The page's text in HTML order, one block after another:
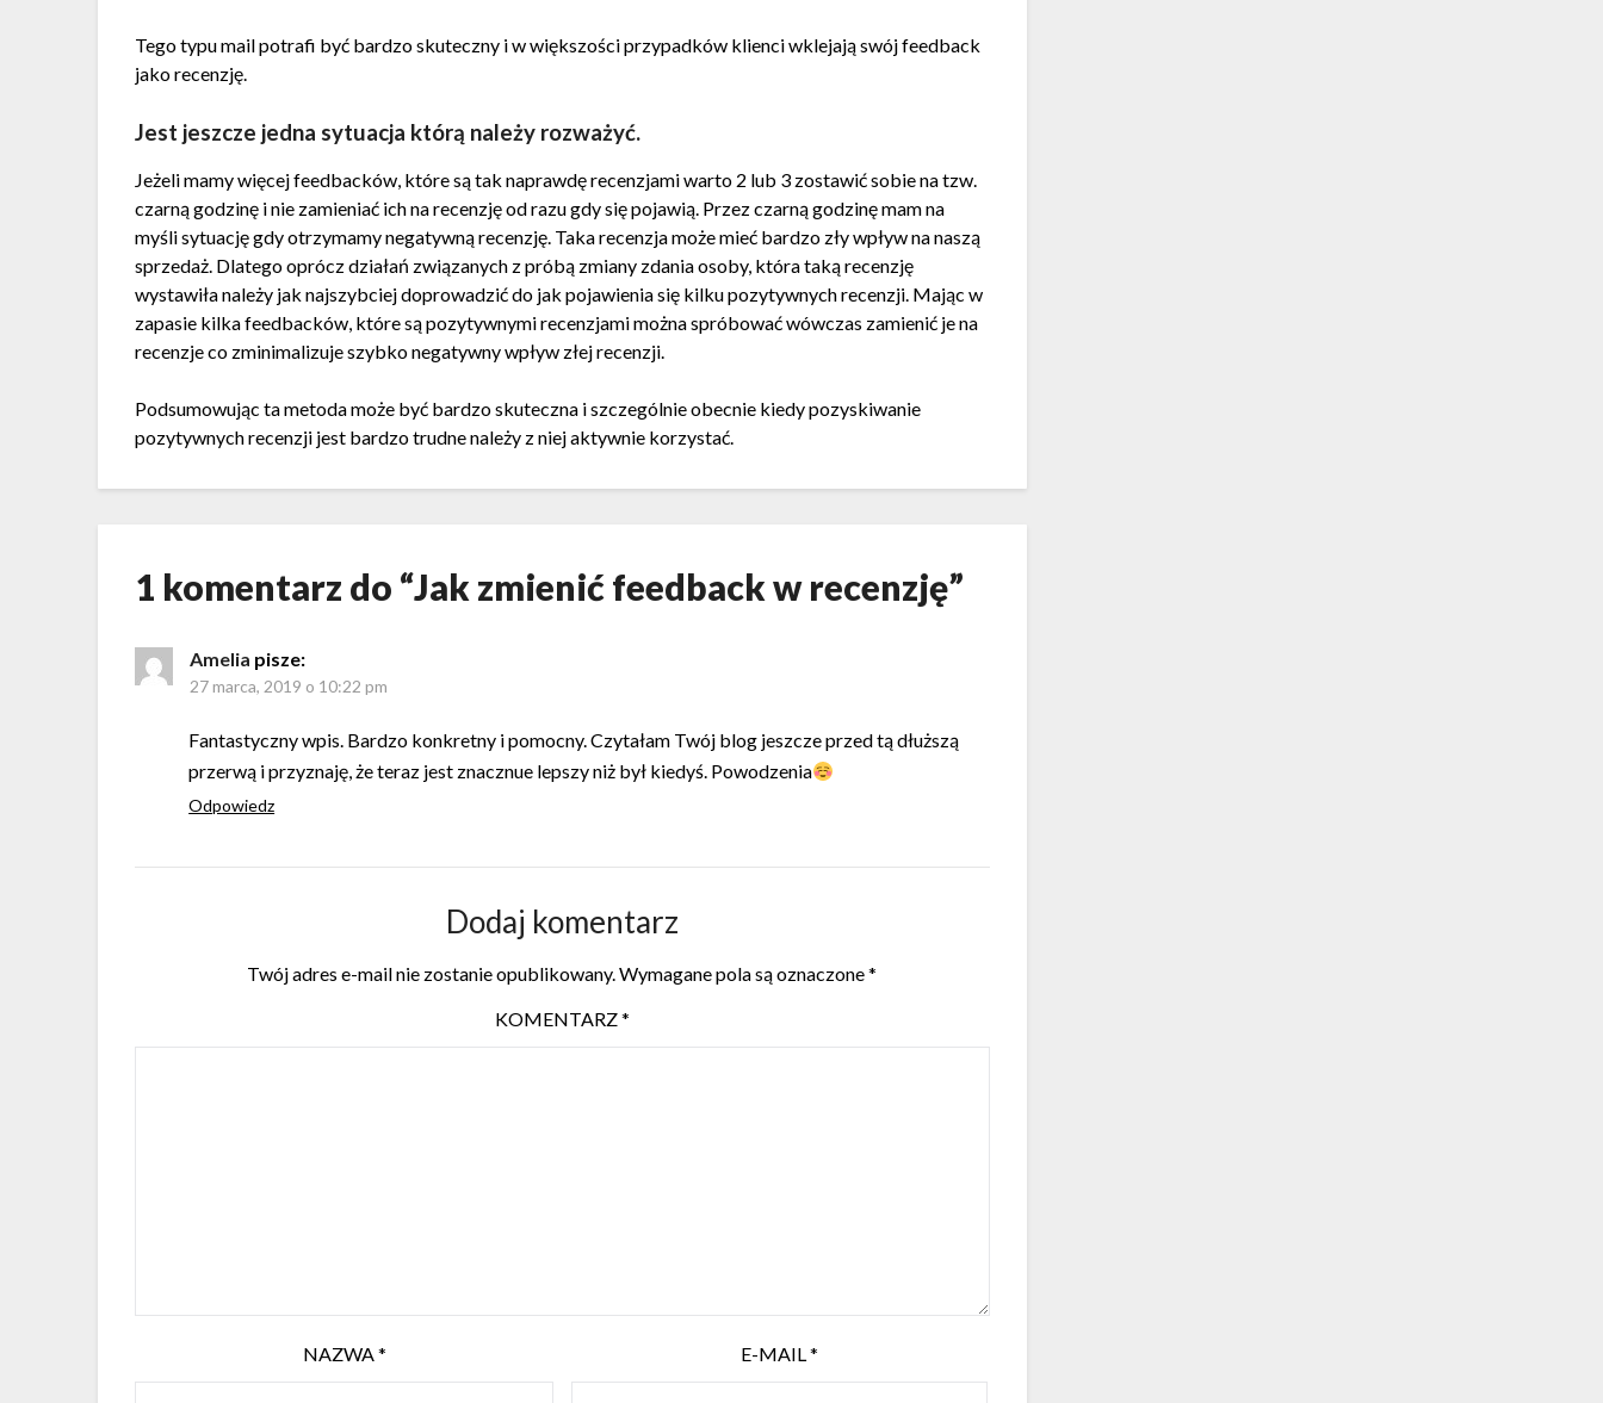
Tego typu mail potrafi być bardzo skuteczny i w większości przypadków klienci wklejają swój feedback
jako recenzję.
Jest jeszcze jedna sytuacja którą należy rozważyć.
Jeżeli mamy więcej feedbacków, które są tak naprawdę recenzjami warto 2 lub 3 zostawić sobie na tzw.
czarną godzinę i nie zamieniać ich na recenzję od razu gdy się pojawią. Przez czarną godzinę mam na
myśli sytuację gdy otrzymamy negatywną recenzję. Taka recenzja może mieć bardzo zły wpływ na naszą
sprzedaż. Dlatego oprócz działań związanych z próbą zmiany zdania osoby, która taką recenzję
wystawiła należy jak najszybciej doprowadzić do jak pojawienia się kilku pozytywnych recenzji. Mając w
zapasie kilka feedbacków, które są pozytywnymi recenzjami można spróbować wówczas zamienić je na
recenzje co zminimalizuje szybko negatywny wpływ złej recenzji.
Podsumowując ta metoda może być bardzo skuteczna i szczególnie obecnie kiedy pozyskiwanie
pozytywnych recenzji jest bardzo trudne należy z niej aktywnie korzystać.
1 komentarz do “Jak zmienić feedback w recenzję”
Amelia pisze:
27 marca, 2019 o 10:22 pm
Fantastyczny wpis. Bardzo konkretny i pomocny. Czytałam Twój blog jeszcze przed tą dłuższą
przerwą i przyznaję, że teraz jest znacznue lepszy niż był kiedyś. Powodzenia
Odpowiedz
Dodaj komentarz
Twój adres e-mail nie zostanie opublikowany.Wymagane pola są oznaczone*
KOMENTARZ*
NAZWA* E-MAIL*